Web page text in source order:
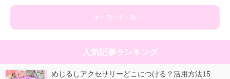
キーワード一覧
人気記事ランキング
めじるしアクセサリーどこにつける？活用方法15